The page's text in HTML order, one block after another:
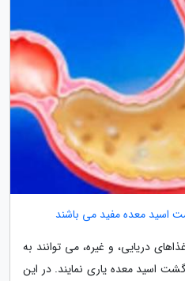
اسید معده مفید می باشند
دریایی، و غیره، می توانند به
اسید معده یاری نمایند. در این